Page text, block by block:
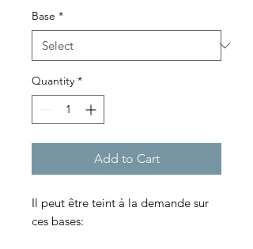
Base *
Quantity *
Add to Cart
Il peut être teint à la demande sur
ces bases: